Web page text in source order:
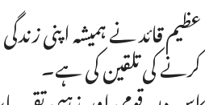
عظیم قائد نے ہمیشہ اپنی
کرنے کی تلقین کی ہے۔